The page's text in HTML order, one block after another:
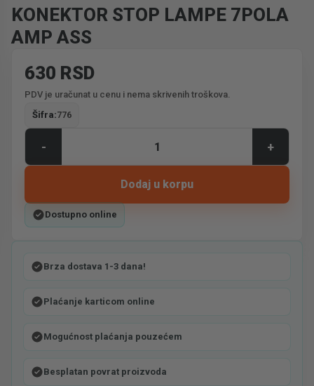
KONEKTOR STOP LAMPE 7POLA
AMP ASS
630 RSD
PDV je uračunat u cenu i nema skrivenih troškova.
Šifra:776
- +
Dodaj u korpu
Dostupno online
Brza dostava 1-3 dana!
Plaćanje karticom online
Mogućnost plaćanja pouzećem
Besplatan povrat proizvoda